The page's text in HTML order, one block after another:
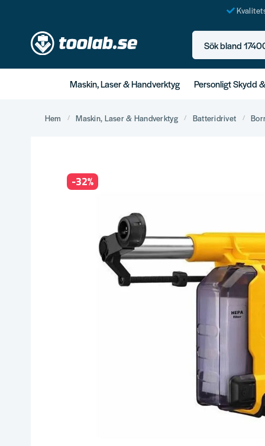
Sök bland 17400+
Maskin, Laser & Handverktyg Personligt Skydd
Hem Maskin, Laser & Handverktyg Batteridrivet
-32%